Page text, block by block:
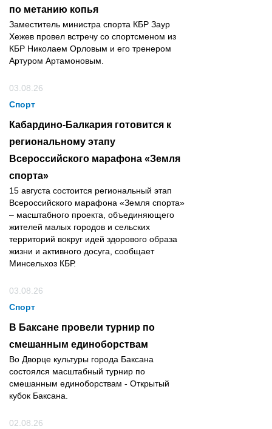
по метанию копья
Заместитель министра спорта КБР Заур
Хежев провел встречу со спортсменом из
КБР Николаем Орловым и его тренером
Артуром Артамоновым.
03.08.26
Спорт
Кабардино-Балкария готовится к
региональному этапу
Всероссийского марафона «Земля
спорта»
15 августа состоится региональный этап
Всероссийского марафона «Земля спорта»
– масштабного проекта, объединяющего
жителей малых городов и сельских
территорий вокруг идей здорового образа
жизни и активного досуга, сообщает
Минсельхоз КБР.
03.08.26
Спорт
В Баксане провели турнир по
смешанным единоборствам
Во Дворце культуры города Баксана
состоялся масштабный турнир по
смешанным единоборствам - Открытый
кубок Баксана.
02.08.26